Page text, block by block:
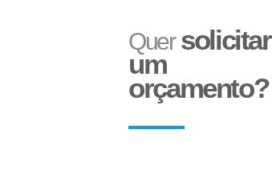
Quersolicitar
um
orçamento?